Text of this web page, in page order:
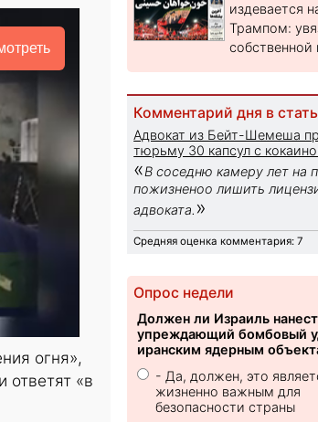
огня»,
ответят «в
издевается
Трампом:
собственной
Комментарий дня в
Адвокат из Бейт-Шемеша
тюрьму 30 капсул с
«В соседню камеру лет на
пожизненоо лишить
адвоката. »
Средняя оценка комментария: 7
Опрос недели
Должен ли Израиль
упреждающий бомбовый
иранским ядерным
- Да, должен, это
жизненно важным для
безопасности страны